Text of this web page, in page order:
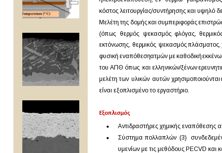
κόστος λειτουργίας/συντήρησης και υψηλό
Μελέτη της δομήςκαισυμπεριφοράς
(όπως
θερμός ψεκασμός φλόγας,
εκτόνωσης, θερμικός ψεκασμόςπλάσματος,
φυσική εναπόθεσηατμών μεκαθοδική
του ΑΠΘ όπως και ελληνικών/ξένων
μελέτη των υλικών αυτών χρησιμοποιούνται
είναι εξοπλισμένο το εργαστήριο.
Εξοπλισμός
•
Αντιδραστήρες χημικής εναπόθεσης
•
Σύστημα πολλαπλών (3)
υμενίων με τις μεθόδους PECVD και